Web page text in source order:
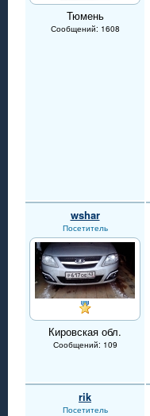
Тюмень
Сообщений: 1608
wshar
Посетитель
Кировская обл.
Сообщений: 109
rik
Посетитель